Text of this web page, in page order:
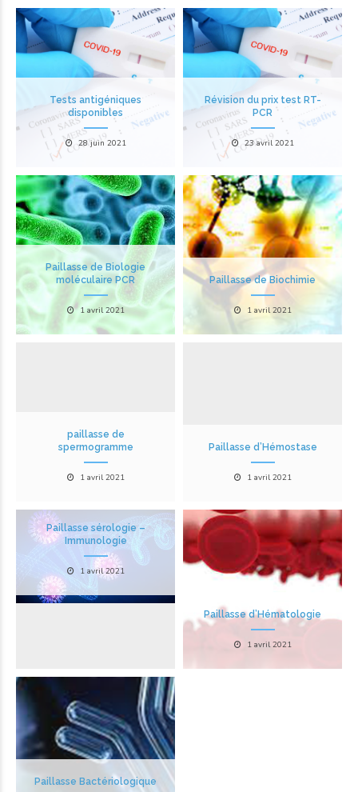
Tests antigéniques
disponibles
28 juin 2021
Révision du prix test RT-
PCR
23 avril 2021
Paillasse de Biologie
moléculaire PCR
1 avril 2021
Paillasse de Biochimie
1 avril 2021
paillasse de
spermogramme
1 avril 2021
Paillasse d’Hémostase
1 avril 2021
Paillasse sérologie –
Immunologie
1 avril 2021
Paillasse d’Hématologie
1 avril 2021
Paillasse Bactériologique